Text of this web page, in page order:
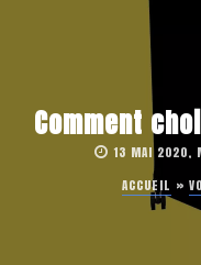
Comment
13 MAI 2020,
ACCUEIL »